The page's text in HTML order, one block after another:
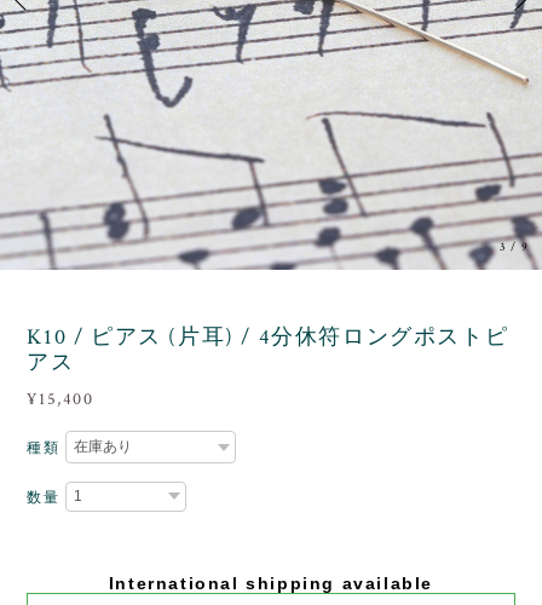
4/9
K10 / ピアス (片耳) / 4分休符ロングポストピ
アス
¥15,400
種類
数量
International shipping available